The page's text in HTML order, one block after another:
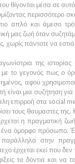
θίγονται μέσα σε
περισσότερο
απλό και άμεσο
μας ζωή όταν
χωρίς πάντοτε να
της
το γεγονός πως ο
αφού
είναι μια συζήτηση
επιρροή στα social
τους θαυμαστές
η πραγματική
ένα όμορφο πρόσωπο.
στην
έρχεται εκεί που δεν
τα δόντια και να